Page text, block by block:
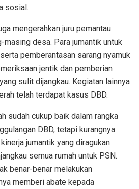
sosial.
mengerahkan juru pemantau
masing desa. Para jumantik untuk
pemberantasan sarang nyamuk
jentik dan pemberian
sulit dijangkau. Kegiatan lainnya
telah terdapat kasus DBD.
sudah cukup baik dalam rangka
DBD, tetapi kurangnya
jumantik yang diragukan
semua rumah untuk PSN.
benar-benar melakukan
memberi abate kepada